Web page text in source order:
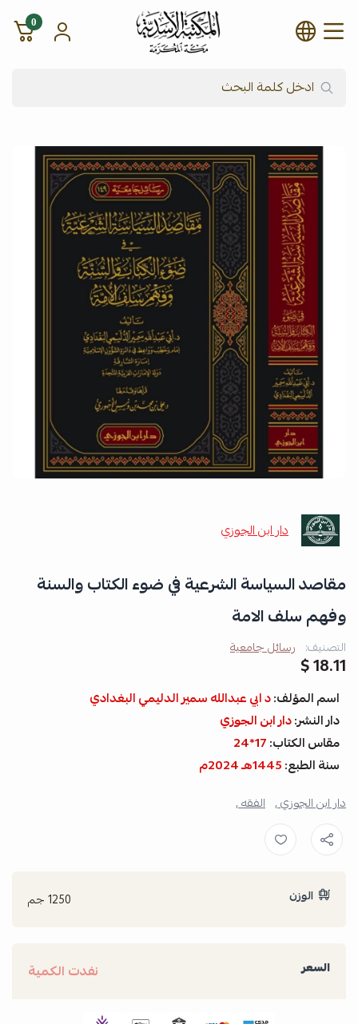
شركة المكتبة الأسدية للنشر
0
دار ابن الجوزي
مقاصد السياسة الشرعية في ضوء الكتاب والسنة
وفهم سلف الامة
التصنيف: رسائل جامعية
18.11 $
اسم المؤلف:د ابي عبدالله سمير الدليمي البغدادي
دار النشر:دار ابن الجوزي
مقاس الكتاب:17*24
سنة الطبع:1445هـ 2024م
دار ابن الجوزي , الفقه ,
الوزن 1250 جم
السعر نفدت الكمية